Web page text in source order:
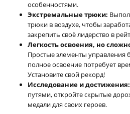
особенностями.
Экстремальные трюки:
трюки в воздухе, чтобы
закрепить своё лидерство в
Легкость освоения, но
Простые элементы управления
полное освоение потребует
Установите свой рекорд!
Исследование и достижения:
путями, откройте скрытые
медали для своих героев.